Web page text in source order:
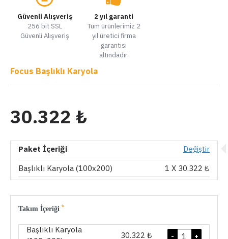
Güvenli Alışveriş
256 bit SSL
Güvenli Alışveriş
2 yıl garanti
Tüm ürünlerimiz 2
yıl üretici firma
garantisi
altındadır.
Focus Başlıklı Karyola
30.322 ₺
Paket İçeriği
Değiştir
Başlıklı Karyola (100x200)
1 X 30.322 ₺
Takım İçeriği
Başlıklı Karyola
30.322 ₺ +
-